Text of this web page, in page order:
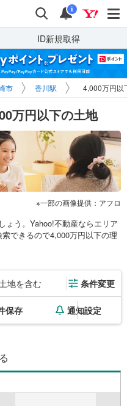
検索 通知
i
ID新規取得
市 香川駅 4,000万円以
万円以下の土地
一部の画像提供：アフロ
ょう。Yahoo!不動産ならエリア
できるので4,000万円以下の理
地を含む 条件変更
保存 通知設定